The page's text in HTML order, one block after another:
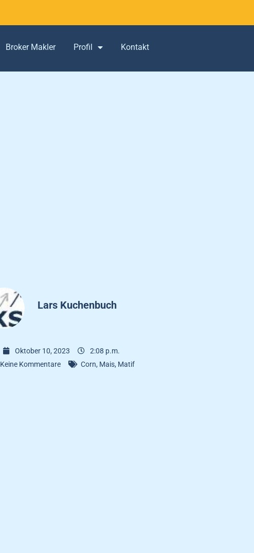
Broker Makler Profil Kontakt
Lars Kuchenbuch
Oktober 10, 2023
2:08 p.m.
Keine Kommentare
Corn, Mais, Matif